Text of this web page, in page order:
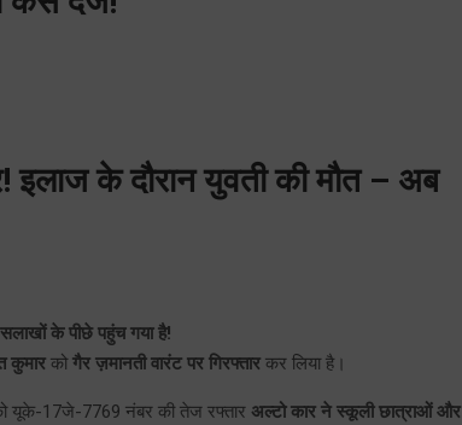
इलाज के दौरान युवती की मौत – अब
के पीछे पहुंच गया है!
कुमार कोगैर ज़मानती वारंट पर गिरफ्तार कर लिया है।
यूके-17जे-7769 नंबर की तेज रफ्तार अल्टो कार ने स्कूली छात्राओं और